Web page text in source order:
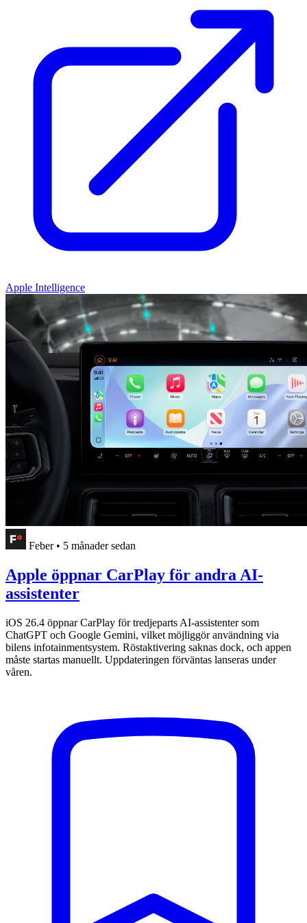
Apple Intelligence
Feber • 5 månader sedan
Apple öppnar CarPlay för andra AI-
assistenter
iOS 26.4 öppnar CarPlay för tredjeparts AI-assistenter som
ChatGPT och Google Gemini, vilket möjliggör användning via
bilens infotainmentsystem. Röstaktivering saknas dock, och appen
måste startas manuellt. Uppdateringen förväntas lanseras under
våren.